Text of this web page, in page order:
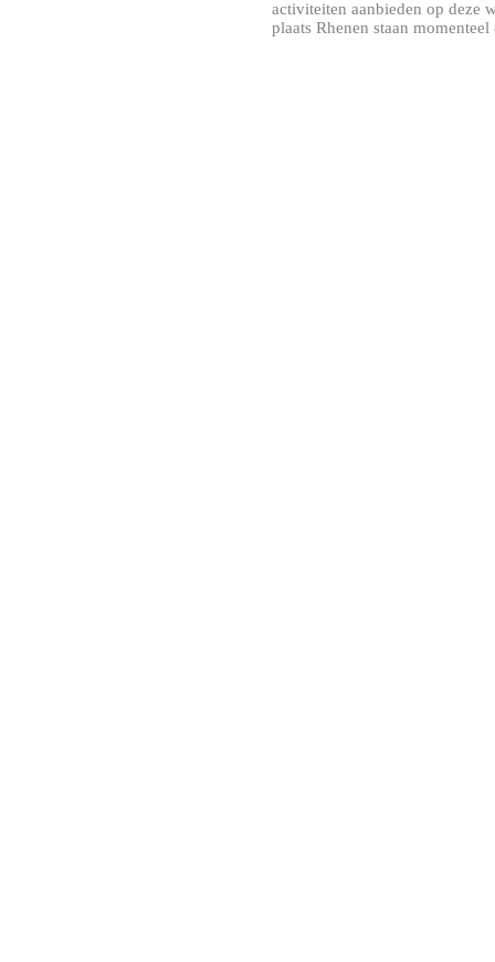
activiteiten aanbieden op deze
plaats Rhenen staan